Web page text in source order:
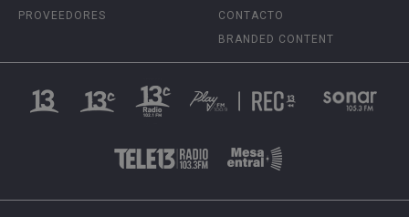
PROVEEDORES
CONTACTO
BRANDED CONTENT